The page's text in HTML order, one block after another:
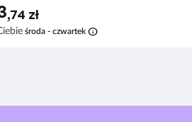
,74 zł
środa - czwartek info